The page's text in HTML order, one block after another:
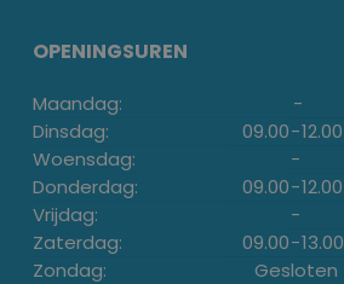
OPENINGSUREN
Maandag: -
Dinsdag:
09.00-12.00
Woensdag:
-
Donderdag:
09.00-12.00
Vrijdag:
-
Zaterdag:
09.00-13.00
Zondag:
Gesloten